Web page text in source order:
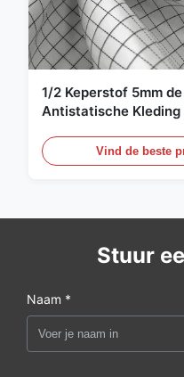
1/2 Keperstof 5mm
Antistatische Kleding
Vind de beste
Stuur
Naam *